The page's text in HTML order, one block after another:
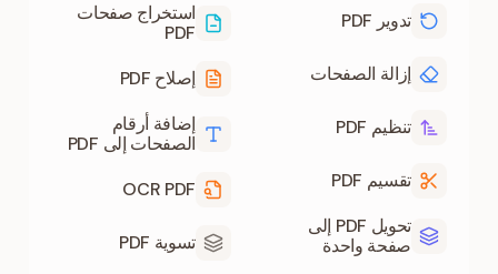
تدوير PDF
إزالة الصفحات
تنظيم PDF
تقسيم PDF
تحويل PDF إلى
صفحة واحدة
استخراج صفحات
PDF
إصلاح PDF
إضافة أرقام
الصفحات إلى PDF
OCR PDF
تسوية PDF